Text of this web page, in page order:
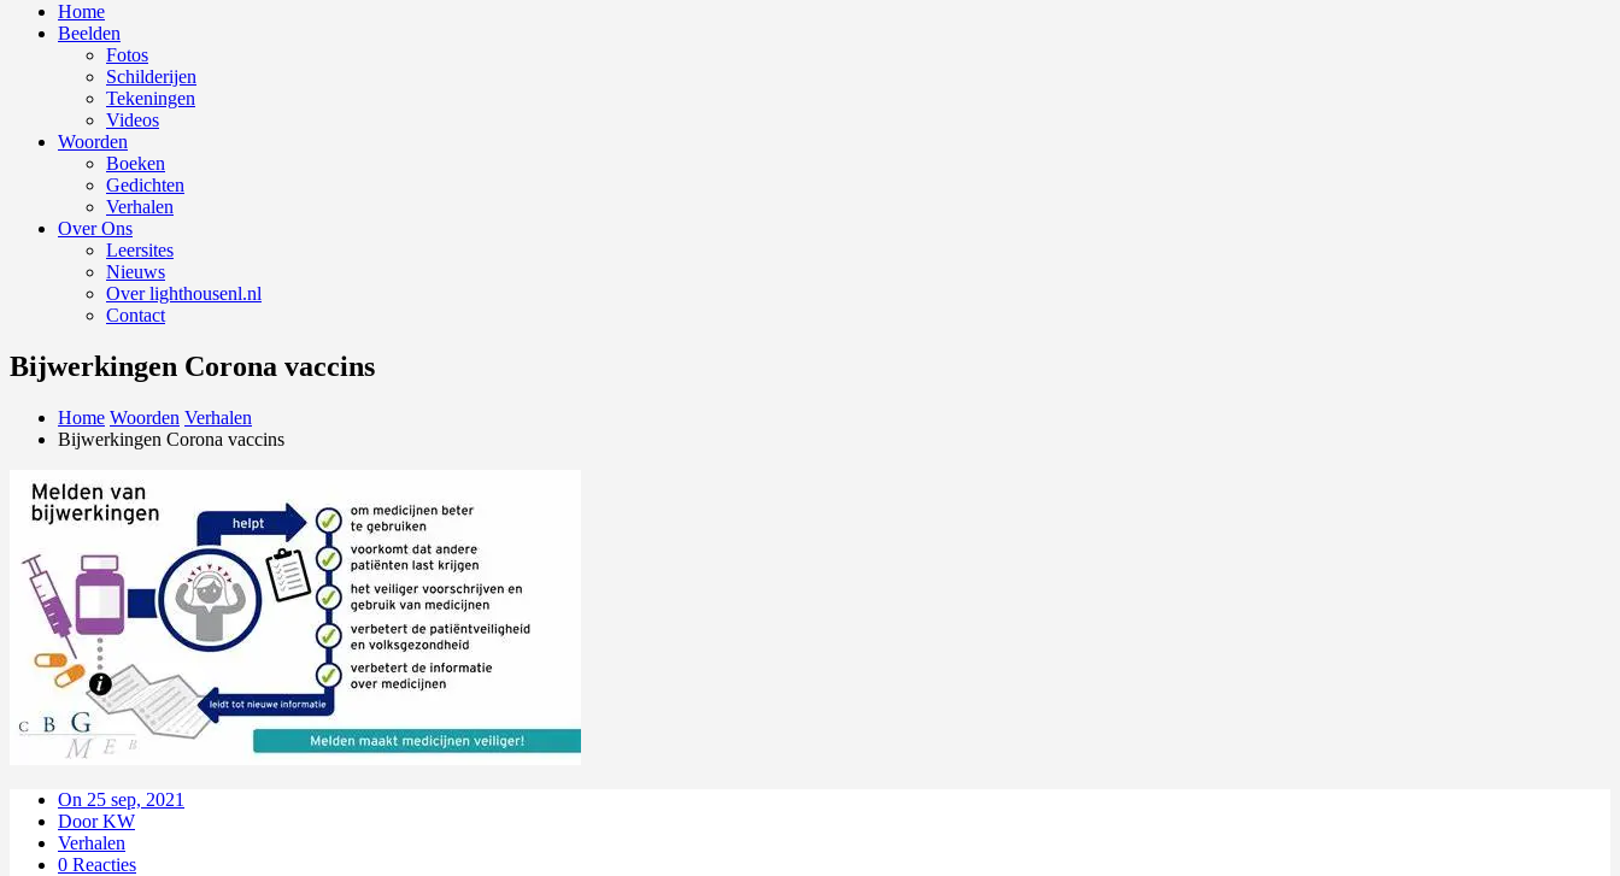
Home
Beelden
Fotos
Schilderijen
Tekeningen
Videos
Woorden
Boeken
Gedichten
Verhalen
Over Ons
Leersites
Nieuws
Over lighthousenl.nl
Contact
Bijwerkingen Corona vaccins
Home Woorden Verhalen
Bijwerkingen Corona vaccins
On 25 sep, 2021
Door KW
Verhalen
0 Reacties